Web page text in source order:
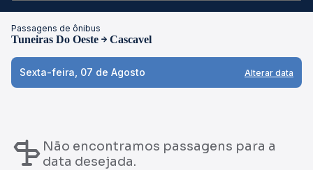
Passagens de ônibus
Tuneiras Do Oeste Cascavel
Sexta-feira, 07 de Agosto Alterar data
Não encontramos passagens para a
data desejada.